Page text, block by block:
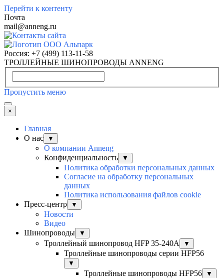
Перейти к контенту
Почта
mail@anneng.ru
Россия: +7 (499) 113-11-58
ТРОЛЛЕЙНЫЕ ШИНОПРОВОДЫ ANNENG
Пропустить меню
×
Главная
О нас
▼
О компании Anneng
Конфиденциальность
▼
Политика обработки персональных данных
Согласие на обработку персональных
данных
Политика использования файлов cookie
Пресс-центр
▼
Новости
Видео
Шинопроводы
▼
Троллейный шинопровод HFP 35-240А ▼
Троллейные шинопроводы серии HFP56
▼
Троллейные шинопроводы HFP56 ▼